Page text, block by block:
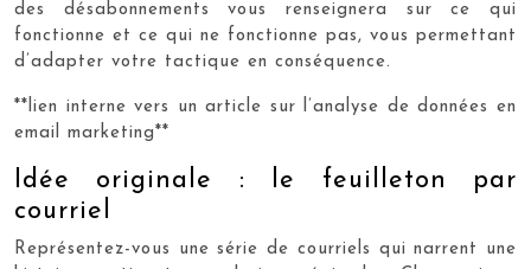
des désabonnements vous renseignera sur ce qui
fonctionne et ce qui ne fonctionne pas, vous permettant
d’adapter votre tactique en conséquence.
**lien interne vers un article sur l’analyse de données en
email marketing**
Idée originale : le feuilleton par
courriel
Représentez-vous une série de courriels qui narrent une